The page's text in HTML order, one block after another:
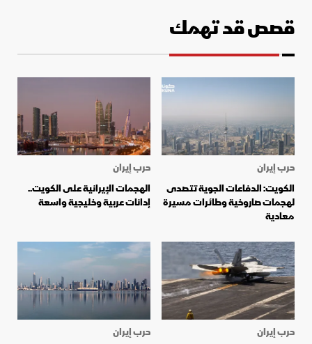
قصص قد تهمك
حرب إيران
الكويت: الدفاعات الجوية تتصدى
لهجمات صاروخية وطائرات مسيرة
معادية
حرب إيران
الهجمات الإيرانية على الكويت..
إدانات عربية وخليجية واسعة
حرب إيران
حرب إيران